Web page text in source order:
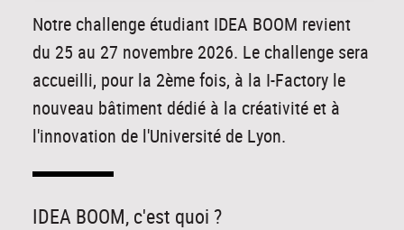
Notre challenge étudiant IDEA BOOM revient
du 25 au 27 novembre 2026. Le challenge sera
accueilli, pour la 2ème fois, à la I-Factory le
nouveau bâtiment dédié à la créativité et à
l'innovation de l'Université de Lyon.
IDEA BOOM, c'est quoi ?